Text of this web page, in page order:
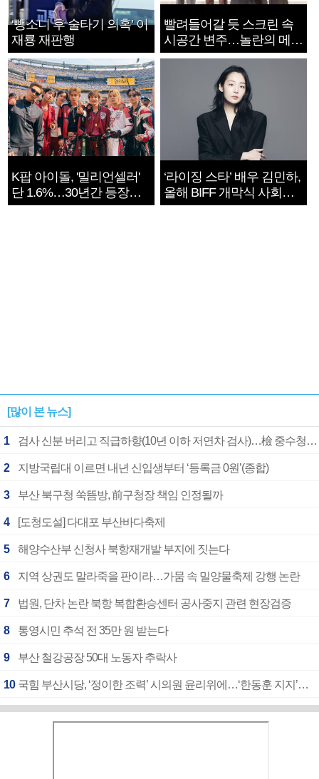
‘뺑소니 후 술타기 의혹’ 이
재룡 재판행
빨려들어갈 듯 스크린 속
시공간 변주…놀란의 메시
지는 ‘전쟁 속죄’
K팝 아이돌, '밀리언셀러'
단 1.6%…30년간 등장
1182개팀 전수조사
‘라이징 스타’ 배우 김민하,
올해 BIFF 개막식 사회자
확정
[많이 본 뉴스]
1 검사 신분 버리고 직급하향(10년 이하 저연차 검사)…檢 중수청행 기피
2 지방국립대 이르면 내년 신입생부터 ‘등록금 0원’(종합)
3 부산 북구청 쑥뜸방, 前구청장 책임 인정될까
4 [도청도설] 다대포 부산바다축제
5 해양수산부 신청사 북항재개발 부지에 짓는다
6 지역 상권도 말라죽을 판이라…가뭄 속 밀양물축제 강행 논란
7 법원, 단차 논란 북항 복합환승센터 공사중지 관련 현장검증
8 통영시민 추석 전 35만 원 받는다
9 부산 철강공장 50대 노동자 추락사
10 국힘 부산시당, ‘정이한 조력’ 시의원 윤리위에…‘한동훈 지지’도 신고접수